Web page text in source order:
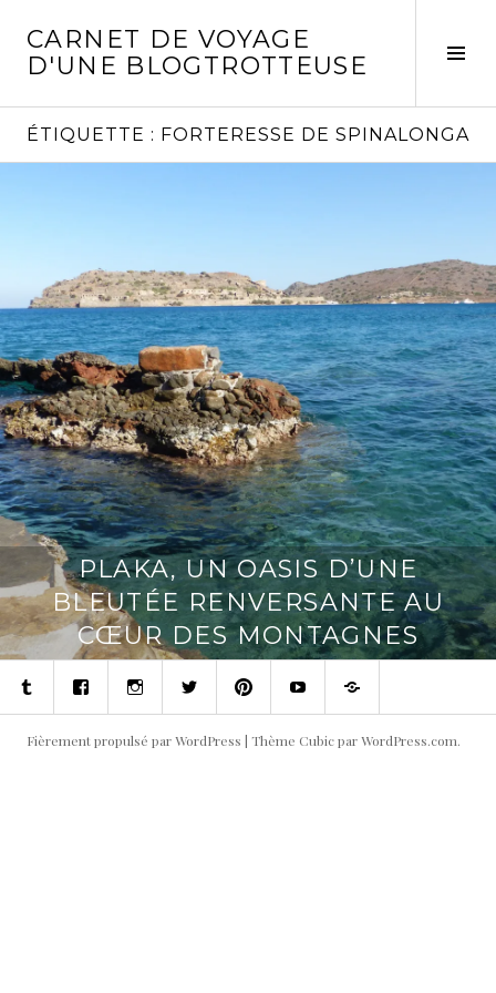
contenu
CARNET DE VOYAGE
D'UNE BLOGTROTTEUSE
ÉTIQUETTE : FORTERESSE DE SPINALONGA
PLAKA, UN OASIS D’UNE
BLEUTÉE RENVERSANTE AU
CŒUR DES MONTAGNES
TumblrFacebookInstagramTwitterPinterestYoutubeContact
Fièrement propulsé par WordPress | Thème Cubic parWordPress.com.